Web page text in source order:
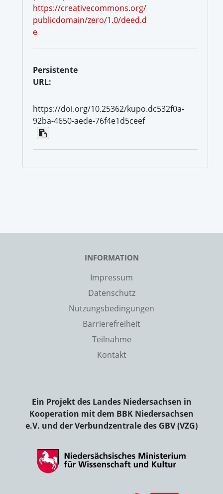
https://creativecommons.org/
publicdomain/zero/1.0/deed.d
e
Persistente
URL:
https://doi.org/10.25362/kupo.dc532f0a-
92ba-4650-aede-76f4e1d5ceef
INFORMATION
Impressum
Datenschutz
Nutzungsbedingungen
Barrierefreiheit
Teilnahme
Kontakt
Ein Projekt des Landes Niedersachsen in
Kooperation mit dem BBK Niedersachsen
e.V. und der Verbundzentrale des GBV (VZG)